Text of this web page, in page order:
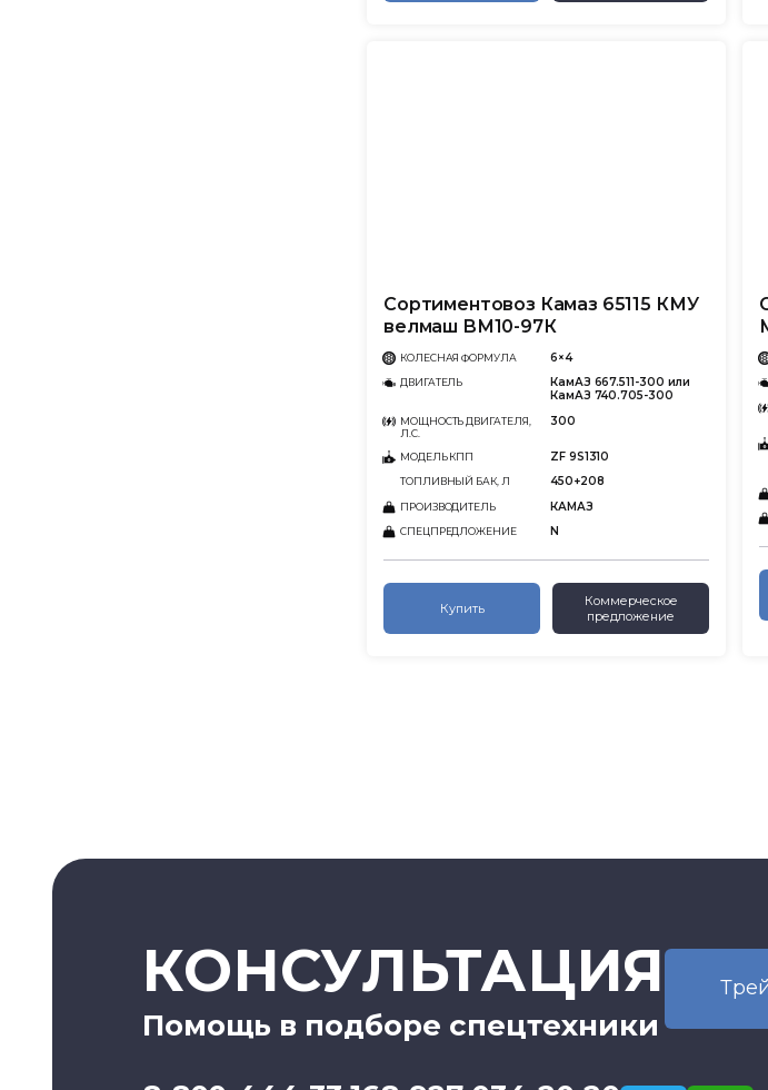
Сортиментовоз Камаз 65115 КМУ
велмаш ВМ10-97К
КОЛЕСНАЯ ФОРМУЛА 6×4
ДВИГАТЕЛЬ
КамАЗ 667.511-300 или
КамАЗ 740.705-300
МОЩНОСТЬ ДВИГАТЕЛЯ,
Л.С.
300
МОДЕЛЬ КПП ZF 9S1310
ТОПЛИВНЫЙ БАК, Л 450+208
ПРОИЗВОДИТЕЛЬ КАМАЗ
СПЕЦПРЕДЛОЖЕНИЕ N
Купить
Коммерческое
предложение
КОНСУЛЬТАЦИЯ
Помощь в подборе спецтехники